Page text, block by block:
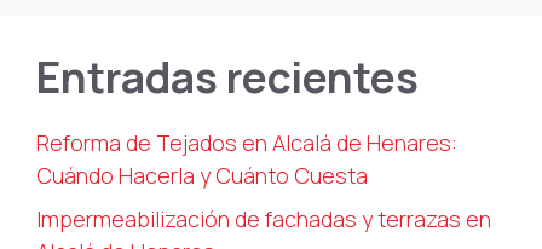
Entradas recientes
Reforma de Tejados en Alcalá de Henares:
Cuándo Hacerla y Cuánto Cuesta
Impermeabilización de fachadas y terrazas en